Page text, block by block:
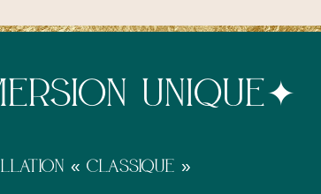
UNIQUE✦
« CLASSIQUE »